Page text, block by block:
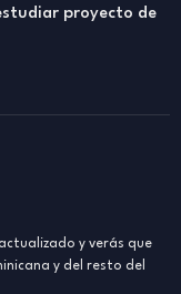
proyecto de
y verás que
y del resto del